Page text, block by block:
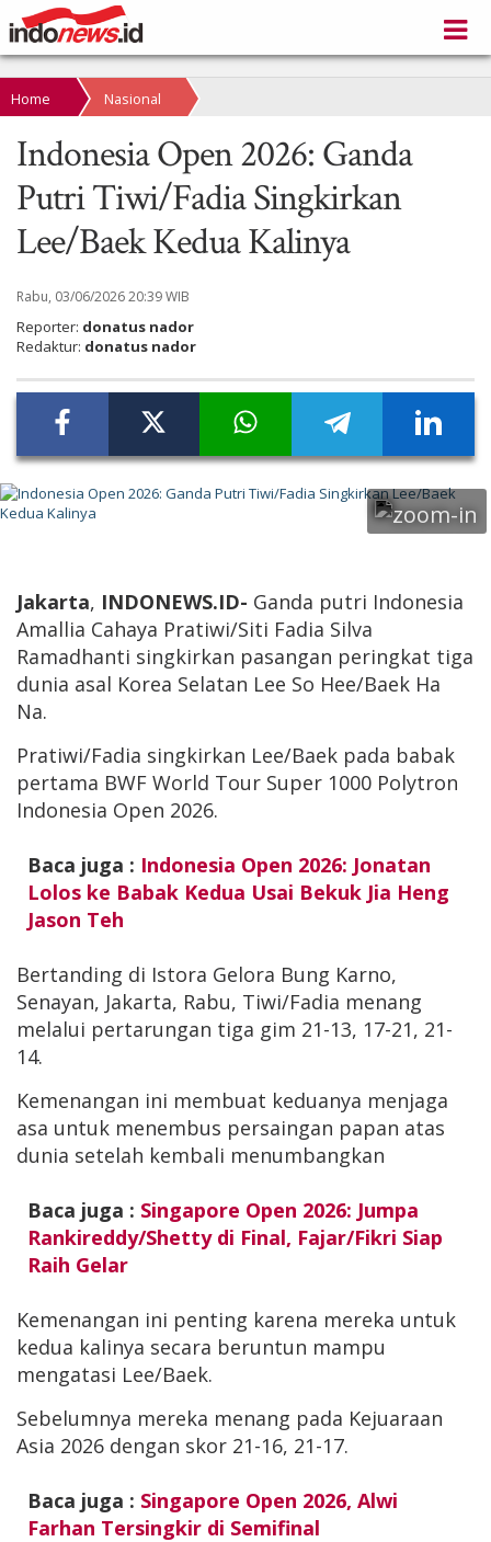
Home Nasional
Indonesia Open 2026: Ganda
Putri Tiwi/Fadia Singkirkan
Lee/Baek Kedua Kalinya
Rabu, 03/06/2026 20:39 WIB
Reporter: donatus nador
Redaktur: donatus nador
Jakarta, INDONEWS.ID- Ganda putri Indonesia
Amallia Cahaya Pratiwi/Siti Fadia Silva
Ramadhanti singkirkan pasangan peringkat tiga
dunia asal Korea Selatan Lee So Hee/Baek Ha
Na.
Pratiwi/Fadia singkirkan Lee/Baek pada babak
pertama BWF World Tour Super 1000 Polytron
Indonesia Open 2026.
Baca juga : Indonesia Open 2026: Jonatan
Lolos ke Babak Kedua Usai Bekuk Jia Heng
Jason Teh
Bertanding di Istora Gelora Bung Karno,
Senayan, Jakarta, Rabu, Tiwi/Fadia menang
melalui pertarungan tiga gim 21-13, 17-21, 21-
14.
Kemenangan ini membuat keduanya menjaga
asa untuk menembus persaingan papan atas
dunia setelah kembali menumbangkan
Baca juga : Singapore Open 2026: Jumpa
Rankireddy/Shetty di Final, Fajar/Fikri Siap
Raih Gelar
Kemenangan ini penting karena mereka untuk
kedua kalinya secara beruntun mampu
mengatasi Lee/Baek.
Sebelumnya mereka menang pada Kejuaraan
Asia 2026 dengan skor 21-16, 21-17.
Baca juga : Singapore Open 2026, Alwi
Farhan Tersingkir di Semifinal